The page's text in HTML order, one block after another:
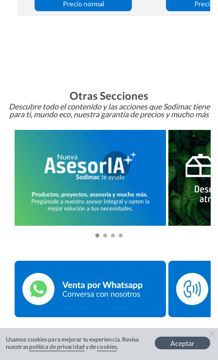
Otras Secciones
Descubre todo el contenido y las acciones que Sodimac tiene
para ti, mundo eco, nuestra garantía de precios y mucho más
Usamos cookies para mejorar tu experiencia. Revisa
nuestras política de privacidad y decookies. Aceptar